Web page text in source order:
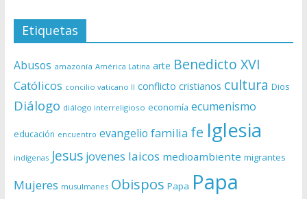
Etiquetas
Abusos amazonía América Latina arte Benedicto XVI
Católicos concilio vaticano II conflicto cristianos cultura Dios
Diálogo diálogo interreligioso economía ecumenismo
educación encuentro evangelio familia fe Iglesia
indígenas Jesus jovenes laicos medioambiente migrantes
Mujeres musulmanes Obispos Papa Papa